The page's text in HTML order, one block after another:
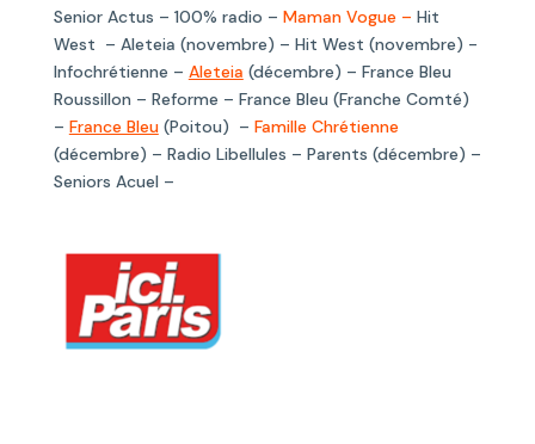
Senior Actus – 100% radio – Maman Vogue – Hit
West – Aleteia (novembre) – Hit West (novembre) -
Infochrétienne – Aleteia (décembre) – France Bleu
Roussillon – Reforme – France Bleu (Franche Comté)
– France Bleu(Poitou) – Famille Chrétienne
(décembre) – Radio Libellules – Parents (décembre) –
Seniors Acuel –